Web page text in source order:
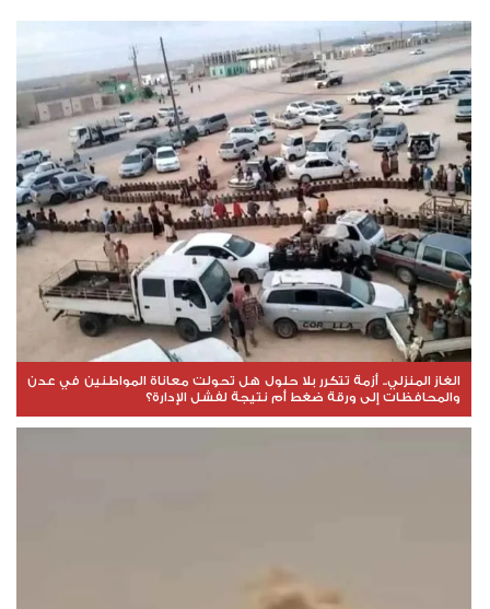
الغاز المنزلي.. أزمة تتكرر بلا حلول هل تحولت معاناة المواطنين في عدن
والمحافظات إلى ورقة ضغط أم نتيجة لفشل الإدارة؟